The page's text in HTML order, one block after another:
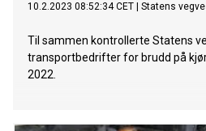
10.2.2023 08:52:34 CET Statens
Til sammen kontrollerte Statens
transportbedrifter for brudd på
2022.